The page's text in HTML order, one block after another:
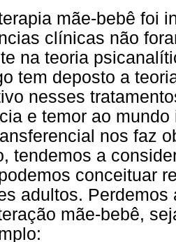
mãe-bebê foi
clínicas não
na teoria
tem deposto a
nesses
e temor ao
nos faz
tendemos a
conceituar
adultos.
mãe-bebê,